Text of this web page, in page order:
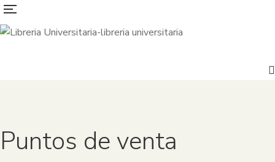
Puntos de venta